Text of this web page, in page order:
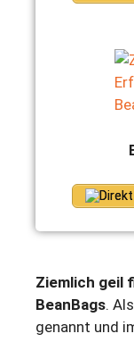
Ziemlich geil
BeanBags.
genannt und